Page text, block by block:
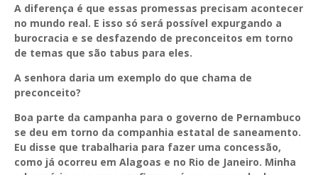
A diferença é que essas promessas precisam acontecer
no mundo real. E isso só será possível expurgando a
burocracia e se desfazendo de preconceitos em torno
de temas que são tabus para eles.
A senhora daria um exemplo do que chama de
preconceito?
Boa parte da campanha para o governo de Pernambuco
se deu em torno da companhia estatal de saneamento.
Eu disse que trabalharia para fazer uma concessão,
como já ocorreu em Alagoas e no Rio de Janeiro. Minha